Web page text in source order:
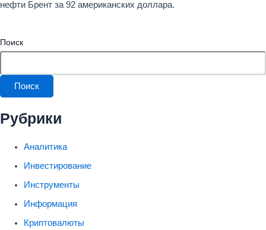
нефти Брент за 92 американских доллара.
Поиск
Поиск
Рубрики
Аналитика
Инвестирование
Инструменты
Информация
Криптовалюты